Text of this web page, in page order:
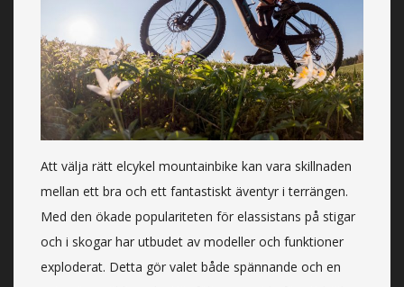
Att välja rätt elcykel mountainbike kan vara skillnaden
mellan ett bra och ett fantastiskt äventyr i terrängen.
Med den ökade populariteten för elassistans på stigar
och i skogar har utbudet av modeller och funktioner
exploderat. Detta gör valet både spännande och en